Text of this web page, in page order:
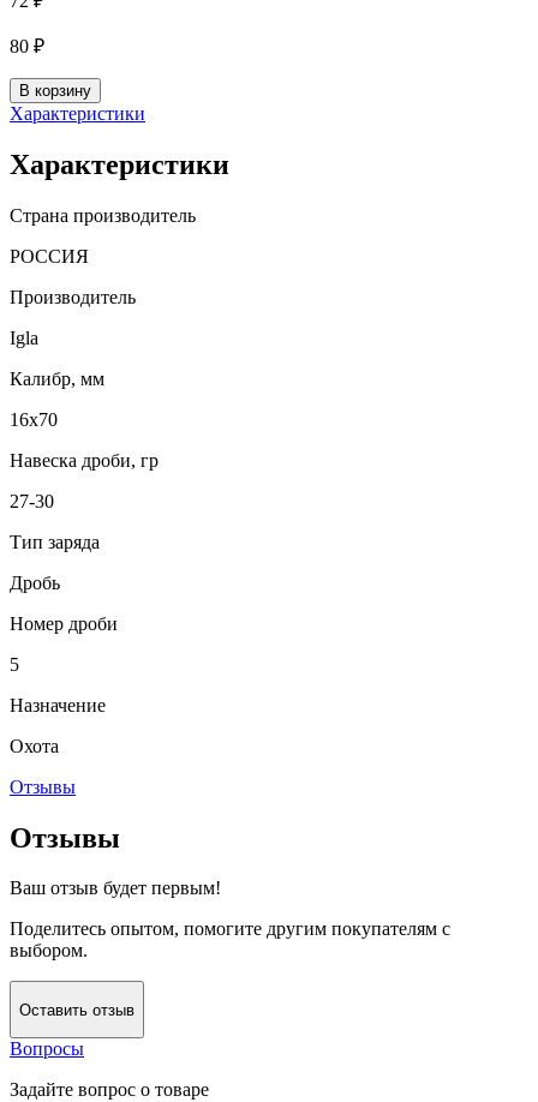
80 ₽
В корзину
Характеристики
Характеристики
Страна производитель
РОССИЯ
Производитель
Igla
Калибр, мм
16x70
Навеска дроби, гр
27-30
Тип заряда
Дробь
Номер дроби
5
Назначение
Охота
Отзывы
Отзывы
Ваш отзыв будет первым!
Поделитесь опытом, помогите другим покупателям с
выбором.
Оставить отзыв
Вопросы
Задайте вопрос о товаре